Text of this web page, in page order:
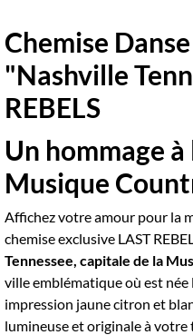
Chemise
"Nashville
REBELS
Un hommage
Musique
Affichez votre amour pour la
chemise exclusive LAST
Tennessee, capitale de la
ville emblématique où est née
impression jaune citron et
lumineuse et originale à votre